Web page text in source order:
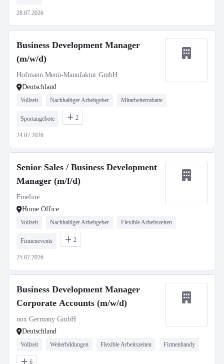
28.07.2026
Business Development Manager
(m/w/d)
Hofmann Menü-Manufaktur GmbH
Deutschland
Vollzeit Nachhaltiger Arbeitgeber Mitarbeiterrabatte
Sportangebote 2
24.07.2026
Senior Sales / Business Development
Manager (m/f/d)
Fineline
Home Office
Vollzeit Nachhaltiger Arbeitgeber Flexible Arbeitszeiten
Firmenevents 2
25.07.2026
Business Development Manager
Corporate Accounts (m/w/d)
nox Germany GmbH
Deutschland
Vollzeit Weiterbildungen Flexible Arbeitszeiten Firmenhandy
6